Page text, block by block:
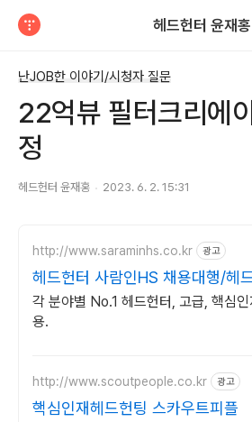
헤드헌터 윤재홍
난JOB한 이야기/시청자 질문
22억뷰 필터크리에
정
헤드헌터 윤재홍 2023. 6. 2. 15:31
http://www.saraminhs.co.kr 광고
헤드헌터 사람인HS 채용대행/헤
팅 대표기업
각 분야별 No.1 헤드헌터, 고급, 핵심인
용.
http://www.scoutpeople.co.kr 광고
핵심인재헤드헌팅 스카우트피플